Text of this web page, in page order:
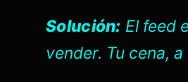
Solución: El feed
vender. Tu cena,